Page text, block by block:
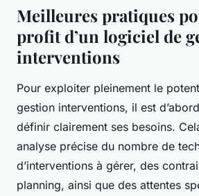
Meilleures pratiques
profit d’un logiciel de
interventions
Pour exploiter pleinement le
gestion interventions, il est
définir clairement ses besoins.
analyse précise du nombre de
d’interventions à gérer, des
planning, ainsi que des attentes